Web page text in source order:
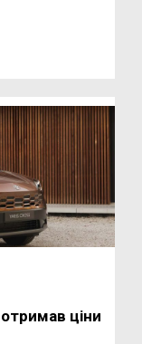
ціни